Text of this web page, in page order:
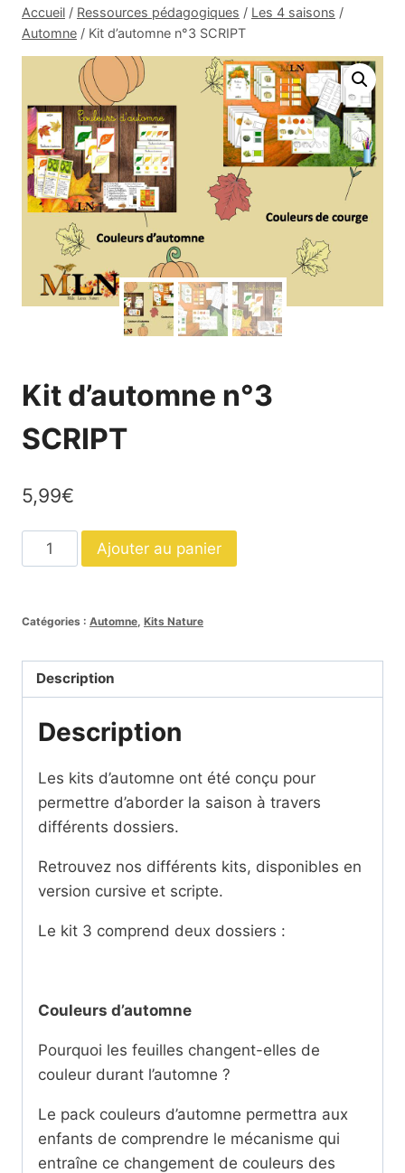
Accueil / Ressources pédagogiques / Les 4 saisons /
Automne / Kit d’automne n°3 SCRIPT
Kit d’automne n°3
SCRIPT
5,99€
quantité
de
d'automne
SCRIPT
Ajouter au panier
Catégories : Automne Kits Nature
Description
Description
Les kits d’automne ont été conçu pour
permettre d’aborder la saison à travers
différents dossiers.
Retrouvez nos différents kits, disponibles en
version cursive et scripte.
Le kit 3 comprend deux dossiers :
Couleurs d’automne
Pourquoi les feuilles changent-elles de
couleur durant l’automne ?
Le pack couleurs d’automne permettra aux
enfants de comprendre le mécanisme qui
entraîne ce changement de couleurs des